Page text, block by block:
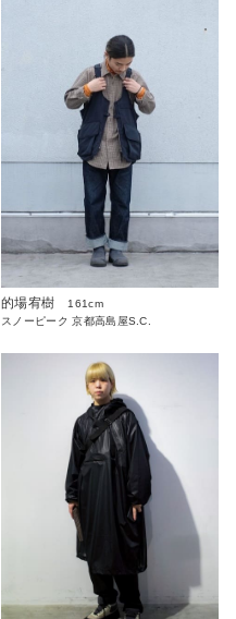
的場宥樹
161cm
スノーピーク 京都高島屋S.C.